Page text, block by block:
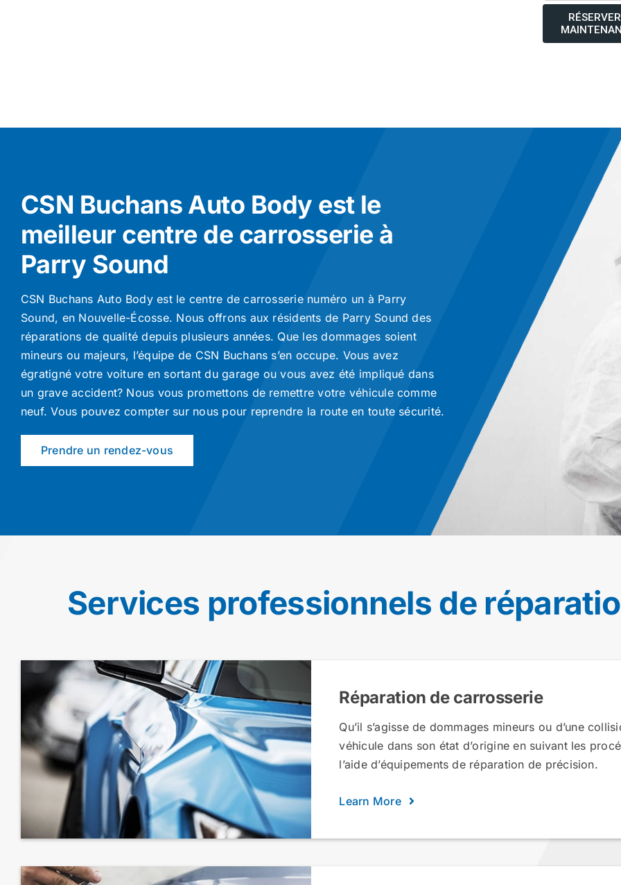
RÉSERVER
CSN Buchans Auto Body est le
meilleur centre de carrosserie à
Parry Sound
CSN Buchans Auto Body est le centre de carrosserie numéro un à Parry
Sound, en Nouvelle-Écosse. Nous offrons aux résidents de Parry Sound des
réparations de qualité depuis plusieurs années. Que les dommages soient
mineurs ou majeurs, l’équipe de CSN Buchans s’en occupe. Vous avez
égratigné votre voiture en sortant du garage ou vous avez été impliqué dans
un grave accident? Nous vous promettons de remettre votre véhicule comme
neuf. Vous pouvez compter sur nous pour reprendre la route en toute sécurité.
Prendre un rendez-vous
Services professionnels de
Réparation de carrosserie
Qu’il s’agisse de dommages mineurs ou d’une
véhicule dans son état d’origine en suivant les
l’aide d’équipements de réparation de précision.
Learn More